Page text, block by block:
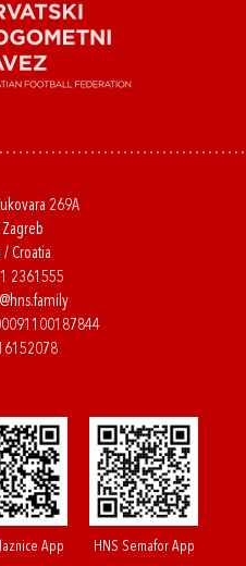
269A
/ Croatia
2361555
App HNS Semafor App